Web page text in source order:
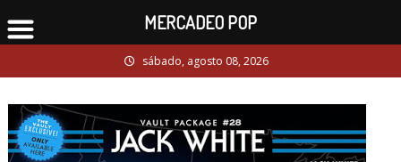
to
sábado, agosto 08, 2026
MERCADEO POP